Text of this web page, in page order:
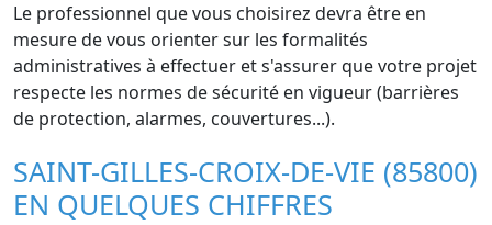
Le professionnel que vous choisirez devra être en
mesure de vous orienter sur les formalités
administratives à effectuer et s'assurer que votre projet
respecte les normes de sécurité en vigueur (barrières
de protection, alarmes, couvertures...).
SAINT-GILLES-CROIX-DE-VIE (85800)
EN QUELQUES CHIFFRES